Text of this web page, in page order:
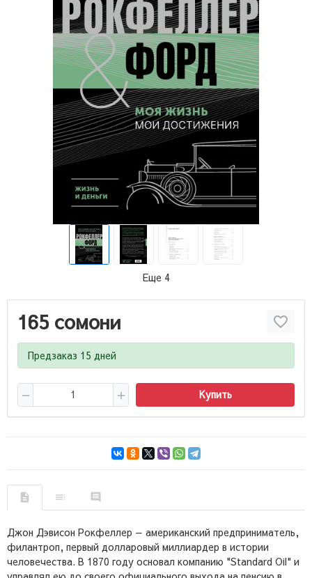
Еще 4
165 сомони
Предзаказ 15 дней
Купить
Джон Дэвисон Рокфеллер — американский предприниматель,
филантроп, первый долларовый миллиардер в истории
человечества. В 1870 году основал компанию "Standard Oil" и